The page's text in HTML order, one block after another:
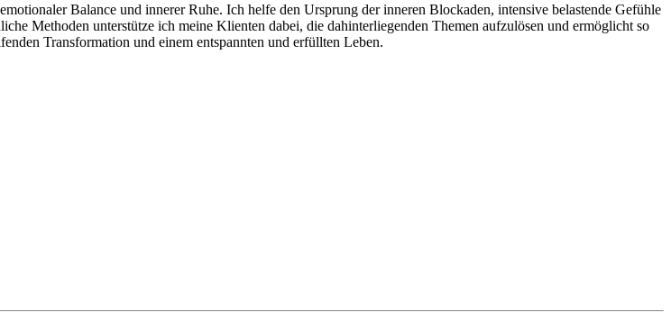
Balance und innerer Ruhe. Ich helfe den Ursprung der inneren Blockaden, intensive belastende Gefühle
Methoden unterstütze ich meine Klienten dabei, die dahinterliegenden Themen aufzulösen und ermöglicht so
Transformation und einem entspannten und erfüllten Leben.